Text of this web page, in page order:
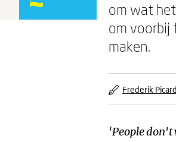
om wat
om voorbij
maken.
Frederik Picard
‘People